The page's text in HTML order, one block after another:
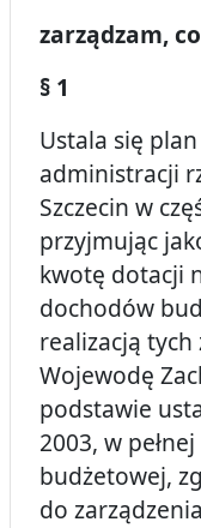
zarządzam,
§ 1
Ustala się
administracji
Szczecin w
przyjmując
kwotę dotacji
dochodów
realizacją
Wojewodę
podstawie
2003, w
budżetowej,
do